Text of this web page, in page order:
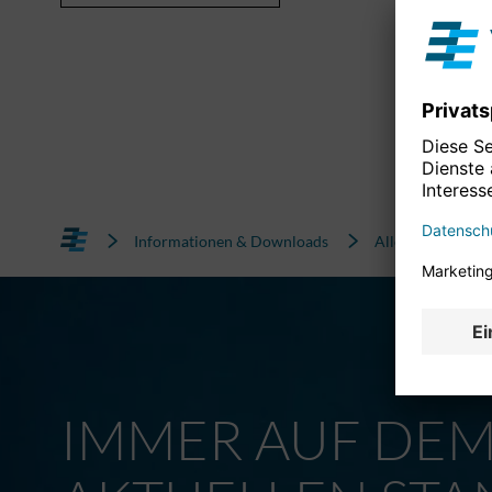
Informationen & Downloads Alle News
IMMER AUF